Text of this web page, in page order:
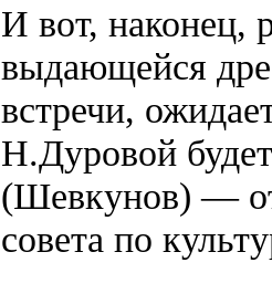
И вот, наконец,
выдающейся
встречи,
Н.Дуровой
(Шевкунов) —
совета по